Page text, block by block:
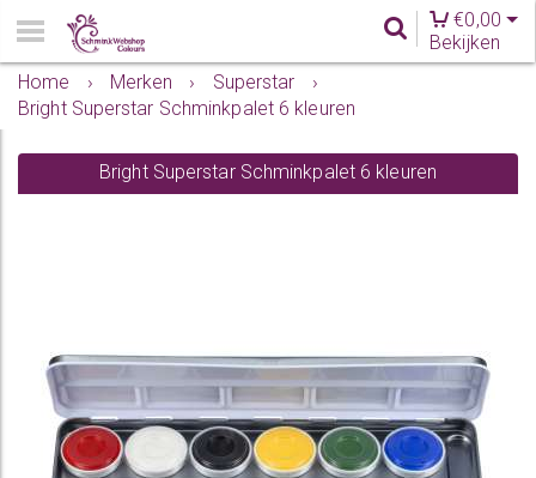
€0,00
Bekijken
Home
› Merken › Superstar
›
Bright Superstar Schminkpalet 6 kleuren
Bright Superstar Schminkpalet 6 kleuren